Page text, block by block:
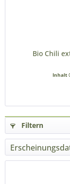
Bio Chili
Inhalt
Filtern